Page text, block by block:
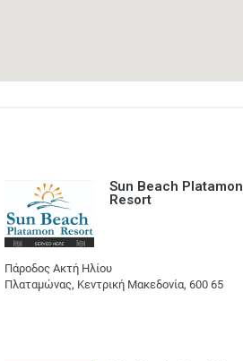
Sun Beach Platamon
Resort
Πάροδος Ακτή Ηλίου
Πλαταμώνας, Κεντρική Μακεδονία, 600 65